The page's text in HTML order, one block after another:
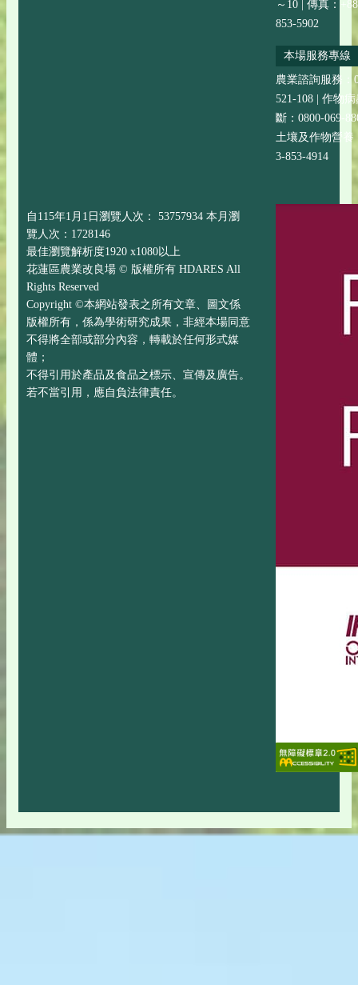
～10 | 傳真：
853-5902
本場服務專線
農業諮詢服務：
521-108 | 作物
斷：0800-069-
土壤及作物營養
3-853-4914
自115年1月1日瀏覽人次： 53757934 本月瀏
覽人次：1728146
最佳瀏覽解析度1920 x1080以上
花蓮區農業改良場 © 版權所有 HDARES All
Rights Reserved
Copyright ©本網站發表之所有文章、圖文係
版權所有，係為學術研究成果，非經本場同意
不得將全部或部分內容，轉載於任何形式媒
體；
不得引用於產品及食品之標示、宣傳及廣告。
若不當引用，應自負法律責任。